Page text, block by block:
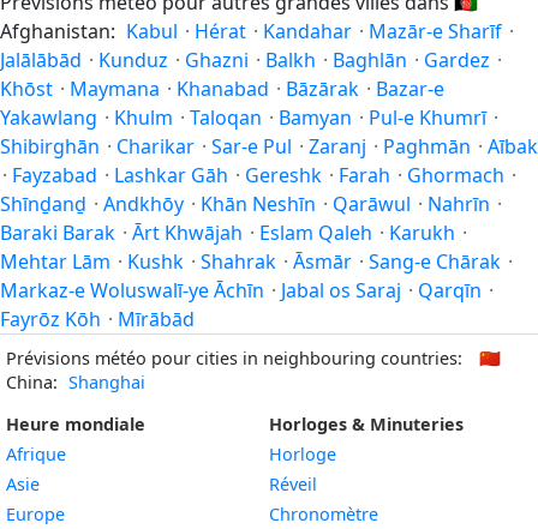
Afghanistan: Kabul · Hérat · Kandahar · Mazār-e Sharīf ·
Jalālābād · Kunduz · Ghazni · Balkh · Baghlān · Gardez ·
Khōst · Maymana · Khanabad · Bāzārak · Bazar-e
Yakawlang · Khulm · Taloqan · Bamyan · Pul-e Khumrī ·
Shibirghān · Charikar · Sar-e Pul · Zaranj · Paghmān · Aībak
· Fayzabad · Lashkar Gāh · Gereshk · Farah · Ghormach ·
Shīnḏanḏ · Andkhōy · Khān Neshīn · Qarāwul · Nahrīn ·
Baraki Barak · Ārt Khwājah · Eslam Qaleh · Karukh ·
Mehtar Lām · Kushk · Shahrak · Āsmār · Sang-e Chārak ·
Markaz-e Woluswalī-ye Āchīn · Jabal os Saraj · Qarqīn ·
Fayrōz Kōh · Mīrābād
Prévisions météo pour cities in neighbouring countries:
🇨🇳
China: Shanghai
Heure mondiale
Afrique
Asie
Europe
Horloges & Minuteries
Horloge
Réveil
Chronomètre